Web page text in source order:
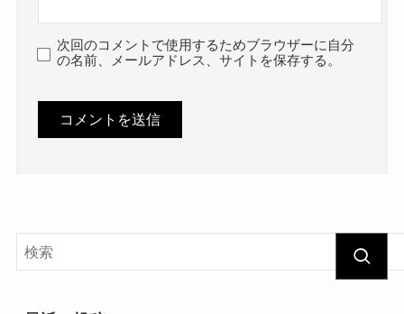
次回のコメントで使用するためブラウザーに自分
の名前、メールアドレス、サイトを保存する。